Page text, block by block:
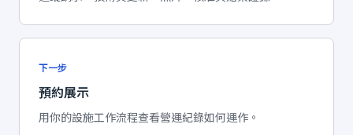
下一步
預約展示
用你的設施工作流程查看營運紀錄如何運作。